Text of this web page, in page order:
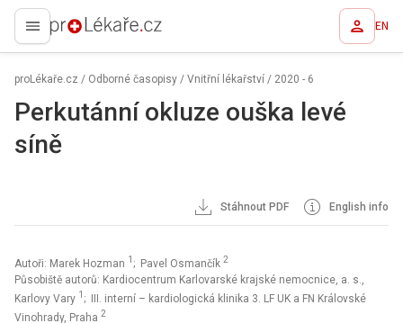
proLékaře.cz EN
proLékaře.cz / Odborné časopisy / Vnitřní lékařství / 2020 - 6
Perkutánní okluze ouška levé
síně
Stáhnout PDF English info
Autoři: Marek Hozman 1 ; Pavel Osmančík 2
Působiště autorů: Kardiocentrum Karlovarské krajské nemocnice, a. s.,
Karlovy Vary 1 ; III. interní – kardiologická klinika 3. LF UK a FN Královské
Vinohrady, Praha 2